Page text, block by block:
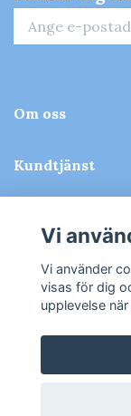
Om oss
Kundtjänst
Sociala medier
Vi
Vi använder
visas för dig
upplevelse